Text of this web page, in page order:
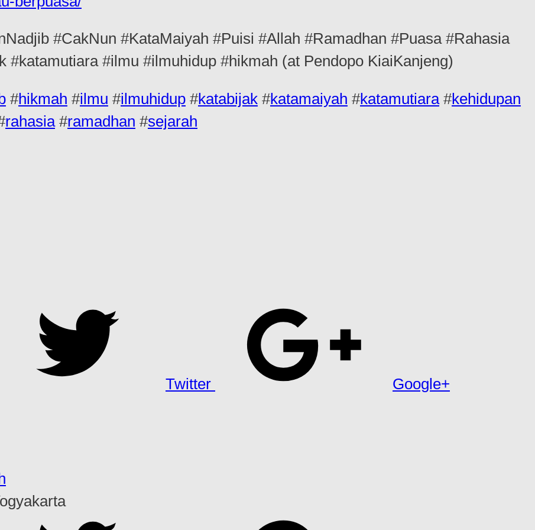
#CakNun #KataMaiyah #Puisi #Allah #Ramadhan #Puasa #Rahasia
#katamutiara #ilmu #ilmuhidup #hikmah (at Pendopo KiaiKanjeng)
#hikmah #ilmu #ilmuhidup #katabijak #katamaiyah #katamutiara#kehidupan
rahasia#ramadhan #sejarah
Twitter Google+